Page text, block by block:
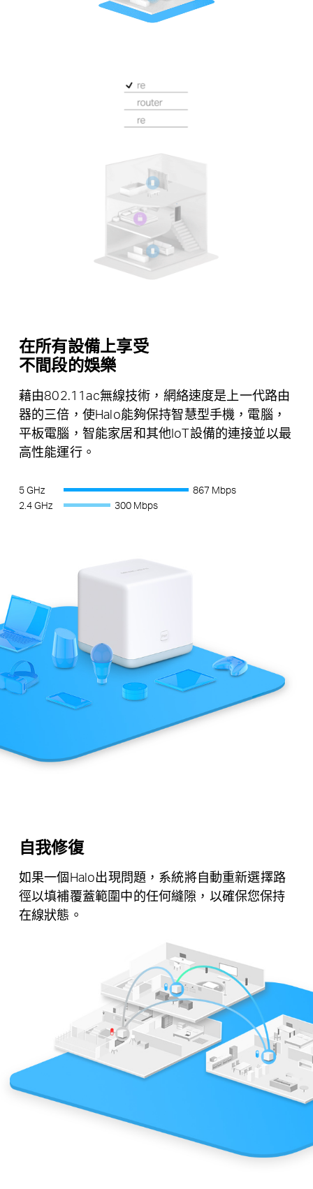
在所有設備上享受
不間段的娛樂
藉由802.11ac無線技術，網絡速度是上一代路由
器的三倍，使Halo能夠保持智慧型手機，電腦，
平板電腦，智能家居和其他IoT設備的連接並以最
高性能運行。
5 GHz
867 Mbps
2.4 GHz
300 Mbps
自我修復
如果一個Halo出現問題，系統將自動重新選擇路
徑以填補覆蓋範圍中的任何縫隙，以確保您保持
在線狀態。